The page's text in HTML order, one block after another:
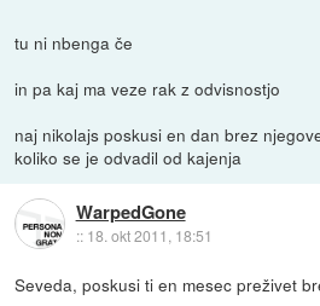
tu ni nbenga če
in pa kaj ma veze rak z odvisnostjo
naj nikolajs poskusi en dan brez
koliko se je odvadil od kajenja
WarpedGone
:: 18. okt 2011, 18:51
Seveda, poskusi ti en mesec preživet